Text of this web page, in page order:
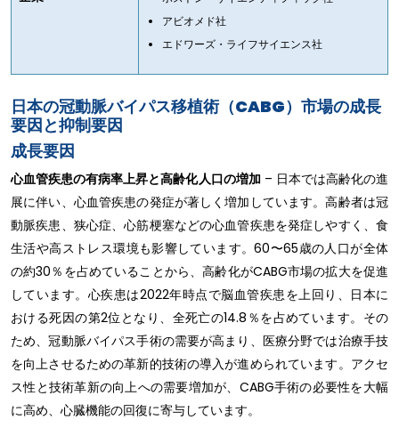
アビオメド社
エドワーズ・ライフサイエンス社
日本の冠動脈バイパス移植術（CABG）市場の成長
要因と抑制要因
成長要因
心血管疾患の有病率上昇と高齢化人口の増加– 日本では高齢化の進
展に伴い、心血管疾患の発症が著しく増加しています。高齢者は冠
動脈疾患、狭心症、心筋梗塞などの心血管疾患を発症しやすく、食
生活や高ストレス環境も影響しています。60〜65歳の人口が全体
の約30％を占めていることから、高齢化がCABG市場の拡大を促進
しています。心疾患は2022年時点で脳血管疾患を上回り、日本に
おける死因の第2位となり、全死亡の14.8％を占めています。その
ため、冠動脈バイパス手術の需要が高まり、医療分野では治療手技
を向上させるための革新的技術の導入が進められています。アクセ
ス性と技術革新の向上への需要増加が、CABG手術の必要性を大幅
に高め、心臓機能の回復に寄与しています。